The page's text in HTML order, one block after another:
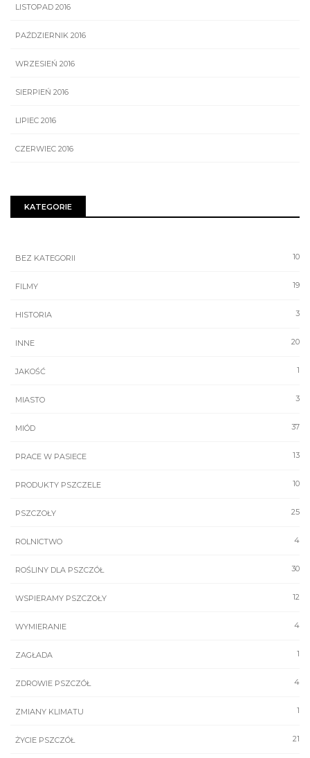
LISTOPAD 2016
PAŹDZIERNIK 2016
WRZESIEŃ 2016
SIERPIEŃ 2016
LIPIEC 2016
CZERWIEC 2016
KATEGORIE
10
BEZ KATEGORII
19
FILMY
3
HISTORIA
20
INNE
1
JAKOŚĆ
3
MIASTO
37
MIÓD
13
PRACE W PASIECE
10
PRODUKTY PSZCZELE
25
PSZCZOŁY
4
ROLNICTWO
30
ROŚLINY DLA PSZCZÓŁ
12
WSPIERAMY PSZCZOŁY
4
WYMIERANIE
1
ZAGŁADA
4
ZDROWIE PSZCZÓŁ
1
ZMIANY KLIMATU
21
ŻYCIE PSZCZÓŁ